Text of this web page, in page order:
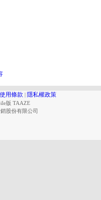
用條款 | 隱私權政策
版 TAAZE
股份有限公司